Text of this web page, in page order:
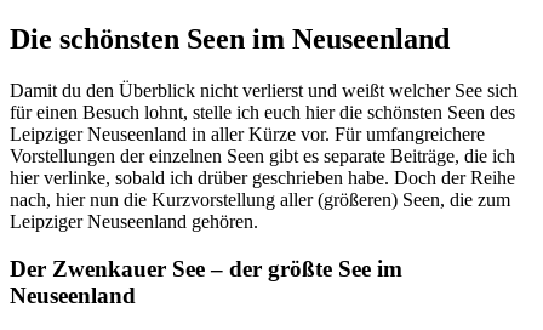
Die schönsten Seen im Neuseenland
Damit du den Überblick nicht verlierst und weißt welcher See sich
für einen Besuch lohnt, stelle ich euch hier die schönsten Seen des
Leipziger Neuseenland in aller Kürze vor. Für umfangreichere
Vorstellungen der einzelnen Seen gibt es separate Beiträge, die ich
hier verlinke, sobald ich drüber geschrieben habe. Doch der Reihe
nach, hier nun die Kurzvorstellung aller (größeren) Seen, die zum
Leipziger Neuseenland gehören.
Der Zwenkauer See – der größte See im
Neuseenland